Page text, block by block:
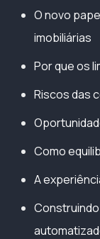
O novo
imobiliárias
Por que os
Riscos das
Como
A